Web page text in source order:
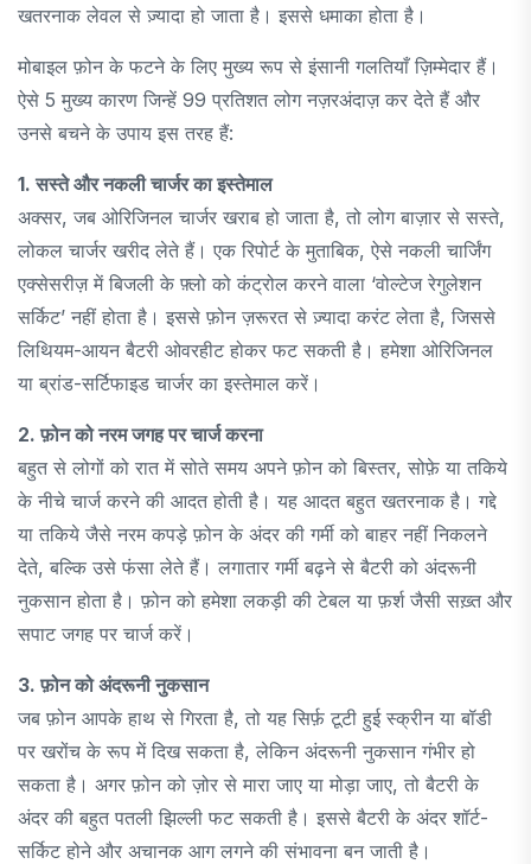
खतरनाक लेवल से ज़्यादा हो जाता है। इससे धमाका होता है।
मोबाइल फ़ोन के फटने के लिए मुख्य रूप से इंसानी गलतियाँ ज़िम्मेदार हैं।
ऐसे 5 मुख्य कारण जिन्हें 99 प्रतिशत लोग नज़रअंदाज़ कर देते हैं और
उनसे बचने के उपाय इस तरह हैं:
1. सस्ते और नकली चार्जर का इस्तेमाल
अक्सर, जब ओरिजिनल चार्जर खराब हो जाता है, तो लोग बाज़ार से सस्ते,
लोकल चार्जर खरीद लेते हैं। एक रिपोर्ट के मुताबिक, ऐसे नकली चार्जिंग
एक्सेसरीज़ में बिजली के फ़्लो को कंट्रोल करने वाला ‘वोल्टेज रेगुलेशन
सर्किट’ नहीं होता है। इससे फ़ोन ज़रूरत से ज़्यादा करंट लेता है, जिससे
लिथियम-आयन बैटरी ओवरहीट होकर फट सकती है। हमेशा ओरिजिनल
या ब्रांड-सर्टिफाइड चार्जर का इस्तेमाल करें।
2. फ़ोन को नरम जगह पर चार्ज करना
बहुत से लोगों को रात में सोते समय अपने फ़ोन को बिस्तर, सोफ़े या तकिये
के नीचे चार्ज करने की आदत होती है। यह आदत बहुत खतरनाक है। गद्दे
या तकिये जैसे नरम कपड़े फ़ोन के अंदर की गर्मी को बाहर नहीं निकलने
देते, बल्कि उसे फंसा लेते हैं। लगातार गर्मी बढ़ने से बैटरी को अंदरूनी
नुकसान होता है। फ़ोन को हमेशा लकड़ी की टेबल या फ़र्श जैसी सख़्त और
सपाट जगह पर चार्ज करें।
3. फ़ोन को अंदरूनी नुकसान
जब फ़ोन आपके हाथ से गिरता है, तो यह सिर्फ़ टूटी हुई स्क्रीन या बॉडी
पर खरोंच के रूप में दिख सकता है, लेकिन अंदरूनी नुकसान गंभीर हो
सकता है। अगर फ़ोन को ज़ोर से मारा जाए या मोड़ा जाए, तो बैटरी के
अंदर की बहुत पतली झिल्ली फट सकती है। इससे बैटरी के अंदर शॉर्ट-
सर्किट होने और अचानक आग लगने की संभावना बन जाती है।